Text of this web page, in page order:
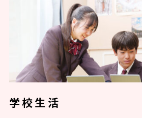
学校生活